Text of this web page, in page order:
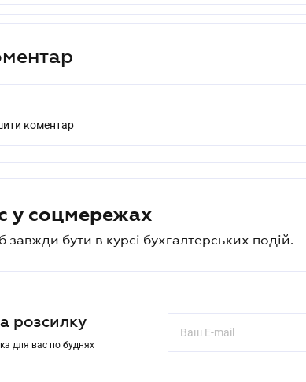
коментар
у соцмережах
завжди бути в курсі бухгалтерських подій.
розсилку
для вас по буднях